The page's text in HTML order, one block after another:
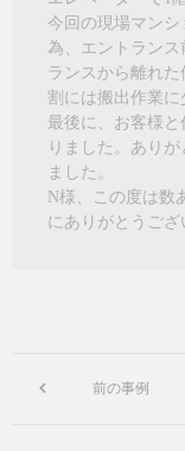
今回の現場マン
為、エントラン
ランスから離れ
割には搬出作業に
最後に、お客様
りました。あり
ました。
N様、この度は数
にありがとうござ
前の事例